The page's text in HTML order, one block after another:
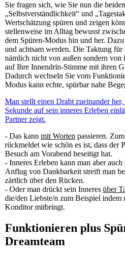
Sie fragen sich, wie Sie nun die
„Selbstverständlichkeit“ und
Wertschätzung spüren und zeigen
stellenweise im Alltag bewusst
dem Spüren-Modus hin und her.
und achtsam werden. Die Taktung
nämlich nicht von außen sondern von
auf Ihre Innendrin-Stimme mit ihren
Dadurch wechseln Sie vom
Modus kann echte, spürbar nahe
Man stellt einen Draht zueinander
Sekunde auf sein inneres Erleben
Partner zeigt.
- Das kann mit Worten passieren.
rückmeldet wie schön es ist, dass der
Besuch am Vorabend beseitigt hat.
- Inneres Erleben kann man aber auch
Anflug von Dankbarkeit streift man
zärtlich über den Rücken.
- Oder man drückt sein Inneres über
die/den Liebste/n zum Beispiel indem
Konditor mitbringt.
Funktionieren plus
Dreamteam